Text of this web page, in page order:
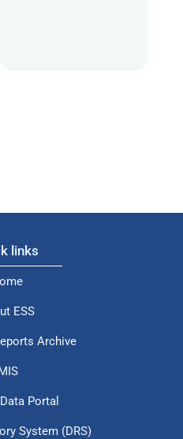
links
ESS
Archive
Portal
System (DRS)